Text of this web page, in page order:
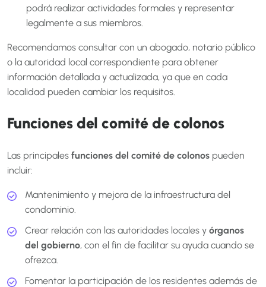
podrá realizar actividades formales y representar
legalmente a sus miembros.
Recomendamos consultar con un abogado, notario público
o la autoridad local correspondiente para obtener
información detallada y actualizada, ya que en cada
localidad pueden cambiar los requisitos.
Funciones del comité de colonos
Las principales funciones del comité de colonos pueden
incluir:
Mantenimiento y mejora de la infraestructura del
condominio.
Crear relación con las autoridades locales y órganos
del gobierno, con el fin de facilitar su ayuda cuando se
ofrezca.
Fomentar la participación de los residentes además de